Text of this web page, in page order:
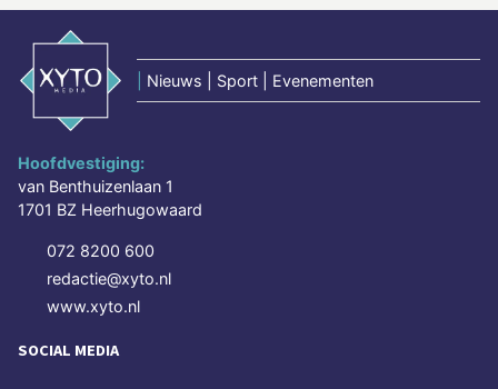
Nieuws | Sport | Evenementen
Hoofdvestiging:
van Benthuizenlaan 1
1701 BZ Heerhugowaard
072 8200 600
redactie@xyto.nl
www.xyto.nl
SOCIAL MEDIA